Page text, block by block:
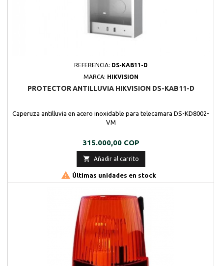
REFERENCIA: DS-KAB11-D
MARCA: HIKVISION
PROTECTOR ANTILLUVIA HIKVISION DS-KAB11-D
Caperuza antilluvia en acero inoxidable para telecamara DS-KD8002-
VM
Precio
315.000,00 COP
 Añadir al carrito
 Últimas unidades en stock